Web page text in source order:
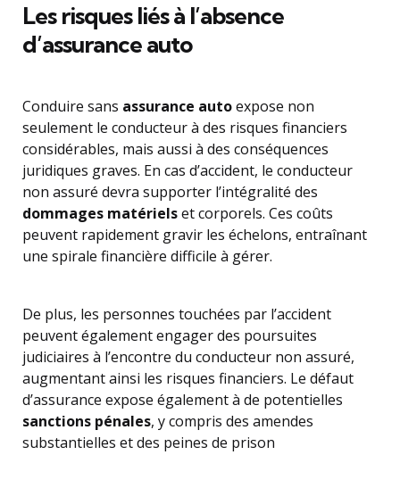
Les risques liés à l’absence
d’assurance auto
Conduire sans assurance autoexpose non
seulement le conducteur à des risques financiers
considérables, mais aussi à des conséquences
juridiques graves. En cas d’accident, le conducteur
non assuré devra supporter l’intégralité des
dommages matérielset corporels. Ces coûts
peuvent rapidement gravir les échelons, entraînant
une spirale financière difficile à gérer.
De plus, les personnes touchées par l’accident
peuvent également engager des poursuites
judiciaires à l’encontre du conducteur non assuré,
augmentant ainsi les risques financiers. Le défaut
d’assurance expose également à de potentielles
sanctions pénales, y compris des amendes
substantielles et des peines de prison